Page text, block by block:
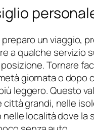
un viaggio,
a qualche servizio
Tornare
giornata o dopo
leggero. Questo
città grandi, nelle
nelle località dove la